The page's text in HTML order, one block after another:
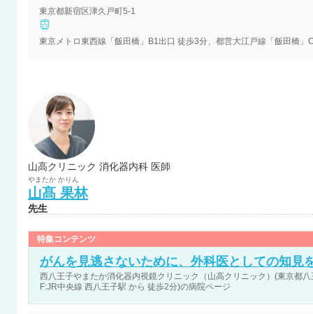
東京都新宿区津久戸町5-1
山高クリニック 消化器内科 医師
やまたか かりん
山髙 果林
先生
特集コンテンツ
がんを見逃さないために、外科医としての知見
西八王子やまたか消化器内視鏡クリニック（山高クリニック）(東京都
F:JR中央線 西八王子駅 から 徒歩2分)の病院ページ